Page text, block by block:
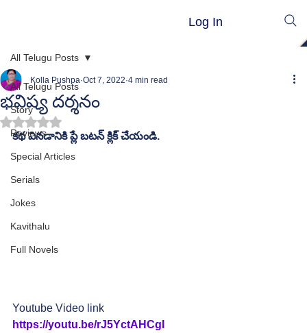
Log In
All Telugu Posts
Story
Reviews
Special Articles
Serials
Jokes
Kavithalu
Full Novels
All Telugu Posts
భవిష్య దర్శనం
Kolla Pushpa Oct 7, 2022 4 min read
Rated NaN out of 5 stars.
కథ వినడానికి ప్లే బటన్ క్లిక్ చేయండి.
Youtube Video link
https://youtu.be/rJ5YctAHCgI